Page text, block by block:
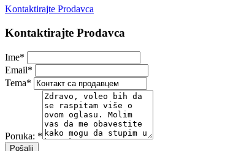
Kontaktirajte Prodavca
Kontaktirajte Prodavca
Ime*
Email*
Tema*
Poruka: *